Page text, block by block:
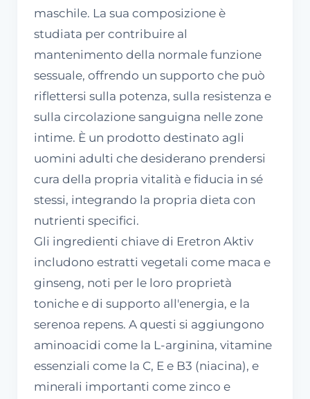
maschile. La sua composizione è
studiata per contribuire al
mantenimento della normale funzione
sessuale, offrendo un supporto che può
riflettersi sulla potenza, sulla resistenza e
sulla circolazione sanguigna nelle zone
intime. È un prodotto destinato agli
uomini adulti che desiderano prendersi
cura della propria vitalità e fiducia in sé
stessi, integrando la propria dieta con
nutrienti specifici.
Gli ingredienti chiave di Eretron Aktiv
includono estratti vegetali come maca e
ginseng, noti per le loro proprietà
toniche e di supporto all'energia, e la
serenoa repens. A questi si aggiungono
aminoacidi come la L-arginina, vitamine
essenziali come la C, E e B3 (niacina), e
minerali importanti come zinco e